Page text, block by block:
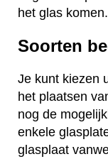
het glas komen.
Soorten
Je kunt kiezen
het plaatsen
nog de
enkele
glasplaat